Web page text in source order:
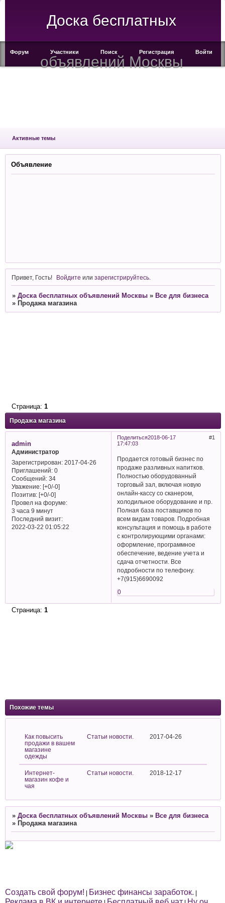
Доска бесплатных
объявлений Москвы
Форум Участники Поиск Регистрация Войти
Активные темы
Объявление
Привет, Гость! Войдите илизарегистрируйтесь
» Доска бесплатных объявлений Москвы » Все для бизнеса
» Продажа магазина
Продажа магазина
Страница: 1
Поделиться 1
2018-06-17
17:47:03
admin
Администратор
Зарегистрирован: 2017-04-26
Приглашений:0
Сообщений:34
Уважение: [+0/-0]
Позитив: [+0/-0]
Провел на форуме:
3 часа 9 минут
Последний визит:
2022-03-22 01:05:22
Продается готовый бизнес по
продаже разливных напитков.
Полностью оборудованный
торговый зал, включая новую
онлайн-кассу со сканером,
холодильное оборудование и пр.
Полная база поставщиков по
всем видам товаров. Подробная
консультация и помощь в работе
с контролирующими органами:
оформление, программное
обеспечение, ведение учета и
сдача отчетности. Все
подробности по телефону.
+7(915)6690092
0
Страница: 1
Похожие темы
Как повысить
продажи в вашем
магазине
одежды
Статьи новости. 2017-04-26
Интернет-
магазин кофе и
чая
Статьи новости. 2018-12-17
» Доска бесплатных объявлений Москвы » Все для бизнеса
» Продажа магазина
Создать свой форум! Бизнес финансы заработок.